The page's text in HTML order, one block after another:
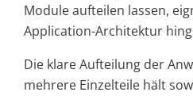
Module aufteilen lassen,
Application-Architektur
Die klare Aufteilung der
mehrere Einzelteile hält